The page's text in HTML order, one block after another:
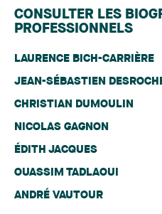
CONSULTER LES
PROFESSIONNELS
LAURENCE BICH-CARRIÈRE
JEAN-SÉBASTIEN
CHRISTIAN DUMOULIN
NICOLAS GAGNON
ÉDITH JACQUES
OUASSIM TADLAOUI
ANDRÉ VAUTOUR